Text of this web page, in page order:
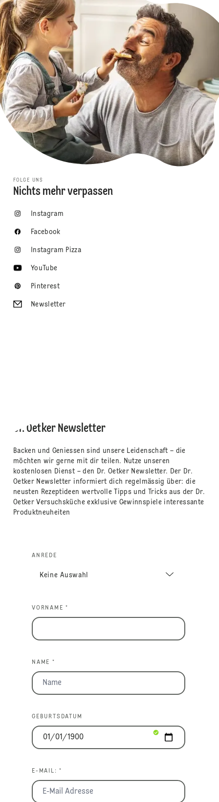
FOLGE UNS
Nichts mehr verpassen
Instagram
Facebook
Instagram Pizza
YouTube
Pinterest
Newsletter
Dr. Oetker Newsletter
Backen und Geniessen sind unsere Leidenschaft – die
möchten wir gerne mit dir teilen. Nutze unseren
kostenlosen Dienst – den Dr. Oetker Newsletter. Der Dr.
Oetker Newsletter informiert dich regelmässig über: die
neusten Rezeptideen wertvolle Tipps und Tricks aus der Dr.
Oetker Versuchsküche exklusive Gewinnspiele interessante
Produktneuheiten
ANREDE
VORNAME *
NAME *
GEBURTSDATUM
E-MAIL: *